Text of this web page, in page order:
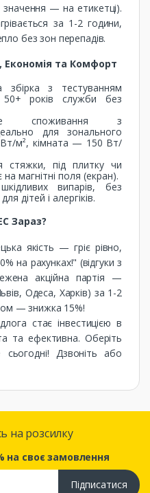
значення — на етикетці).
за 1-2 години,
без зон перепадів.
Економія та Комфорт
збірка з тестуванням
років служби без
споживання з
для зонального
м², кімната — 150 Вт/
стяжки, під плитку чи
магнітні поля (екран).
випарів, без
дітей і алергіків.
Зараз?
якість — гріє рівно,
на рахунках!" (відгуки з
акційна партія —
Одеса, Харків) за 1-2
— знижка 15%!
стає інвестицією в
та ефективна. Оберіть
Дзвоніть або
на розсилку
на своє замовлення
Підписатися